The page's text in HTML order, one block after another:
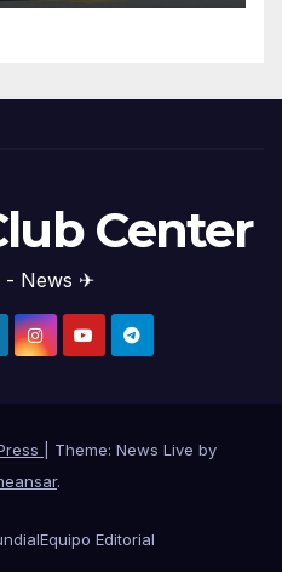
Center
- News ✈
Theme: News Live by
.
Equipo Editorial